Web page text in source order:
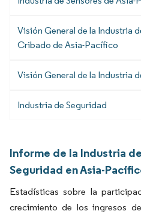
Visión General de la Industria
Cribado de Asia-Pacífico
Visión General de la Industria
Industria de Seguridad
Informe de la Industria
Seguridad en Asia-
Estadísticas sobre la
crecimiento de los ingresos